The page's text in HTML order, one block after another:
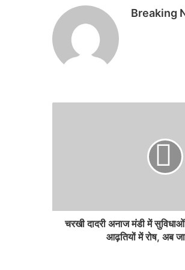
Breaking
चरखी दादरी अनाज मंडी में
आढ़तियों में रोष, अब